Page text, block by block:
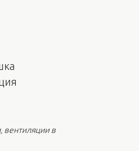
вентиляции в